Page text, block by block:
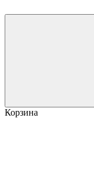
Корзина